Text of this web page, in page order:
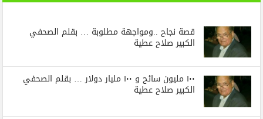
قصة نجاح ..ومواجهة مطلوبة … بقلم الصحفي
الكبير صلاح عطية
١٠٠ مليون سائح و ١٠٠ مليار دولار … بقلم الصحفي
الكبير صلاح عطية